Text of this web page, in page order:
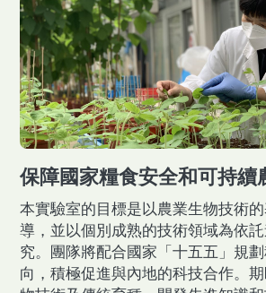
保障國家糧食安全和可持續
本實驗室的目標是以農業生物技術
導，並以個別成熟的技術領域為依
究。團隊將配合國家「十五五」規
向，積極促進與內地的科技合作。